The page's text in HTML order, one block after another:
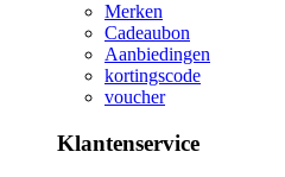
Merken
Cadeaubon
Aanbiedingen
kortingscode
voucher
Klantenservice